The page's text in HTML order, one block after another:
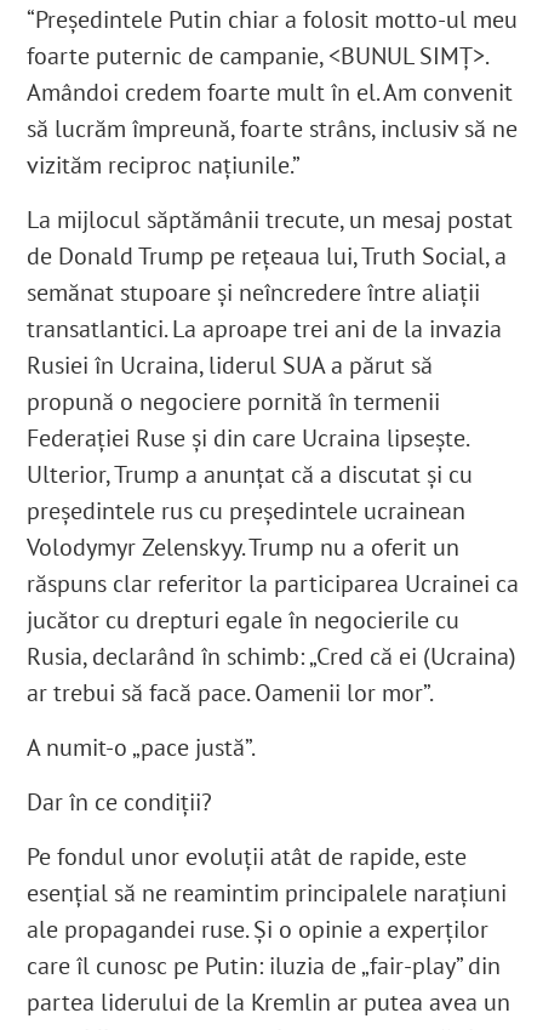
“Președintele Putin chiar a folosit motto-ul meu
foarte puternic de campanie, <BUNUL SIMȚ>.
Amândoi credem foarte mult în el. Am convenit
să lucrăm împreună, foarte strâns, inclusiv să ne
vizităm reciproc națiunile.”
La mijlocul săptămânii trecute, un mesaj postat
de Donald Trump pe rețeaua lui, Truth Social, a
semănat stupoare și neîncredere între aliații
transatlantici. La aproape trei ani de la invazia
Rusiei în Ucraina, liderul SUA a părut să
propună o negociere pornită în termenii
Federației Ruse și din care Ucraina lipsește.
Ulterior, Trump a anunțat că a discutat și cu
președintele rus cu președintele ucrainean
Volodymyr Zelenskyy. Trump nu a oferit un
răspuns clar referitor la participarea Ucrainei ca
jucător cu drepturi egale în negocierile cu
Rusia, declarând în schimb: „Cred că ei (Ucraina)
ar trebui să facă pace. Oamenii lor mor”.
A numit-o „pace justă”.
Dar în ce condiții?
Pe fondul unor evoluții atât de rapide, este
esențial să ne reamintim principalele narațiuni
ale propagandei ruse. Și o opinie a experților
care îl cunosc pe Putin: iluzia de „fair-play” din
partea liderului de la Kremlin ar putea avea un